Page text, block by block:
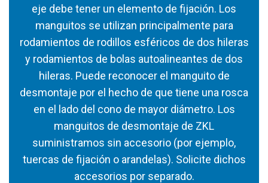
eje debe tener un elemento de fijación. Los
manguitos se utilizan principalmente para
rodamientos de rodillos esféricos de dos hileras
y rodamientos de bolas autoalineantes de dos
hileras. Puede reconocer el manguito de
desmontaje por el hecho de que tiene una rosca
en el lado del cono de mayor diámetro. Los
manguitos de desmontaje de ZKL
suministramos sin accesorio (por ejemplo,
tuercas de fijación o arandelas). Solicite dichos
accesorios por separado.